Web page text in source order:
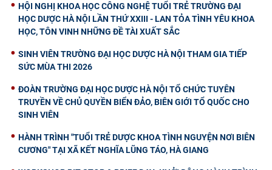
HỘI NGHỊ KHOA HỌC CÔNG NGHỆ TUỔI TRẺ TRƯỜNG ĐẠI
HỌC DƯỢC HÀ NỘI LẦN THỨ XXIII - LAN TỎA TÌNH YÊU KHOA
HỌC, TÔN VINH NHỮNG ĐỀ TÀI XUẤT SẮC
SINH VIÊN TRƯỜNG ĐẠI HỌC DƯỢC HÀ NỘI THAM GIA TIẾP
SỨC MÙA THI 2026
ĐOÀN TRƯỜNG ĐẠI HỌC DƯỢC HÀ NỘI TỔ CHỨC TUYÊN
TRUYỀN VỀ CHỦ QUYỀN BIỂN ĐẢO, BIÊN GIỚI TỔ QUỐC CHO
SINH VIÊN
HÀNH TRÌNH "TUỔI TRẺ DƯỢC KHOA TÌNH NGUYỆN NƠI BIÊN
CƯƠNG" TẠI XÃ KẾT NGHĨA LŨNG TÁO, HÀ GIANG